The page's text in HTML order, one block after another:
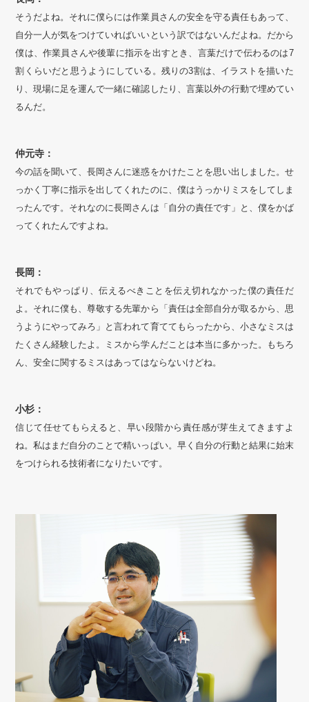
そうだよね。それに僕らには作業員さんの安全を守る責任もあって、
自分一人が気をつけていればいいという訳ではないんだよね。だから
僕は、作業員さんや後輩に指示を出すとき、言葉だけで伝わるのは7
割くらいだと思うようにしている。残りの3割は、イラストを描いた
り、現場に足を運んで一緒に確認したり、言葉以外の行動で埋めてい
るんだ。
仲元寺：
今の話を聞いて、長岡さんに迷惑をかけたことを思い出しました。せ
っかく丁寧に指示を出してくれたのに、僕はうっかりミスをしてしま
ったんです。それなのに長岡さんは「自分の責任です」と、僕をかば
ってくれたんですよね。
長岡：
それでもやっぱり、伝えるべきことを伝え切れなかった僕の責任だ
よ。それに僕も、尊敬する先輩から「責任は全部自分が取るから、思
うようにやってみろ」と言われて育ててもらったから、小さなミスは
たくさん経験したよ。ミスから学んだことは本当に多かった。もちろ
ん、安全に関するミスはあってはならないけどね。
小杉：
信じて任せてもらえると、早い段階から責任感が芽生えてきますよ
ね。私はまだ自分のことで精いっぱい。早く自分の行動と結果に始末
をつけられる技術者になりたいです。